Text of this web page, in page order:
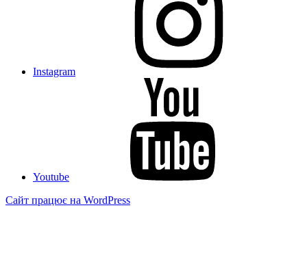
Instagram
Youtube
Сайт працює на WordPress